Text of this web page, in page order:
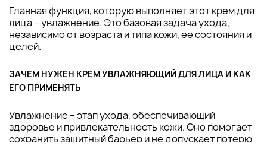
Главная функция, которую выполняет этот крем для
лица – увлажнение. Это базовая задача ухода,
независимо от возраста и типа кожи, ее состояния и
целей.
ЗАЧЕМ НУЖЕН КРЕМ УВЛАЖНЯЮЩИЙ ДЛЯ ЛИЦА И КАК
ЕГО ПРИМЕНЯТЬ
Увлажнение – этап ухода, обеспечивающий
здоровье и привлекательность кожи. Оно помогает
сохранить защитный барьер и не допускает потерю